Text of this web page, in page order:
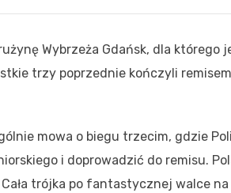
Wybrzeża Gdańsk, dla którego
trzy poprzednie kończyli
mowa o biegu trzecim, gdzie
i doprowadzić do remisu.
trójka po fantastycznej walce na